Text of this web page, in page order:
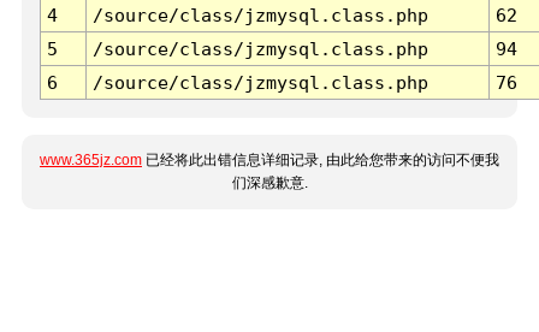
4
/source/class/jzmysql.class.php
62
5
/source/class/jzmysql.class.php
94
6
/source/class/jzmysql.class.php 76
www.365jz.com 已经将此出错信息详细记录, 由此给您带来的访问不便我
们深感歉意.